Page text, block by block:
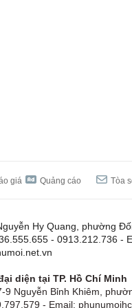
giá Quảng cáo Tòa
Hy Quang, phường
- 0913.212.736 -
diện tại TP. Hồ Chí Minh
9 Nguyễn Bỉnh Khiêm,
- Email: